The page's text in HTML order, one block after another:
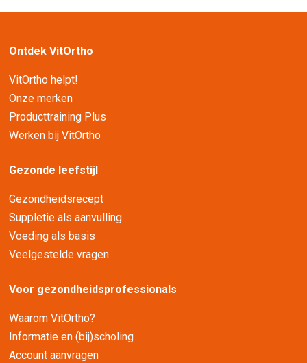
Ontdek VitOrtho
VitOrtho helpt!
Onze merken
Producttraining Plus
Werken bij VitOrtho
Gezonde leefstijl
Gezondheidsrecept
Suppletie als aanvulling
Voeding als basis
Veelgestelde vragen
Voor gezondheidsprofessionals
Waarom VitOrtho?
Informatie en (bij)scholing
Account aanvragen